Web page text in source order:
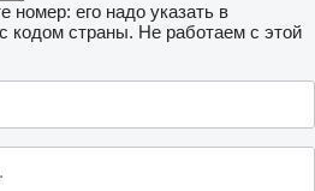
номер: его надо указать в
кодом страны. Не работаем с этой